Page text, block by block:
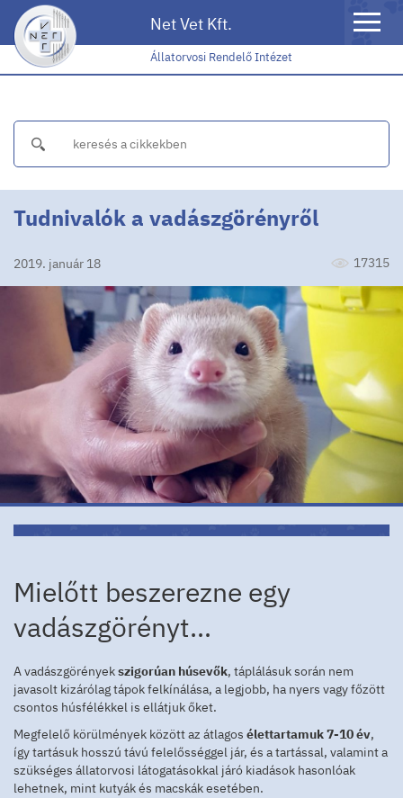
Net Vet Kft.
Toggle
Állatorvosi Rendelő Intézet
Tudnivalók a vadászgörényről
2019. január 18 17315
Mielőtt beszerezne egy
vadászgörényt…
A vadászgörényekszigorúan húsevők, táplálásuk során nem
javasolt kizárólag tápok felkínálása, a legjobb, ha nyers vagy főzött
csontos húsfélékkel is ellátjuk őket.
Megfelelő körülmények között az átlagos élettartamuk 7-10 év,
így tartásuk hosszú távú felelősséggel jár, és a tartással, valamint a
szükséges állatorvosi látogatásokkal járó kiadások hasonlóak
lehetnek, mint kutyák és macskák esetében.